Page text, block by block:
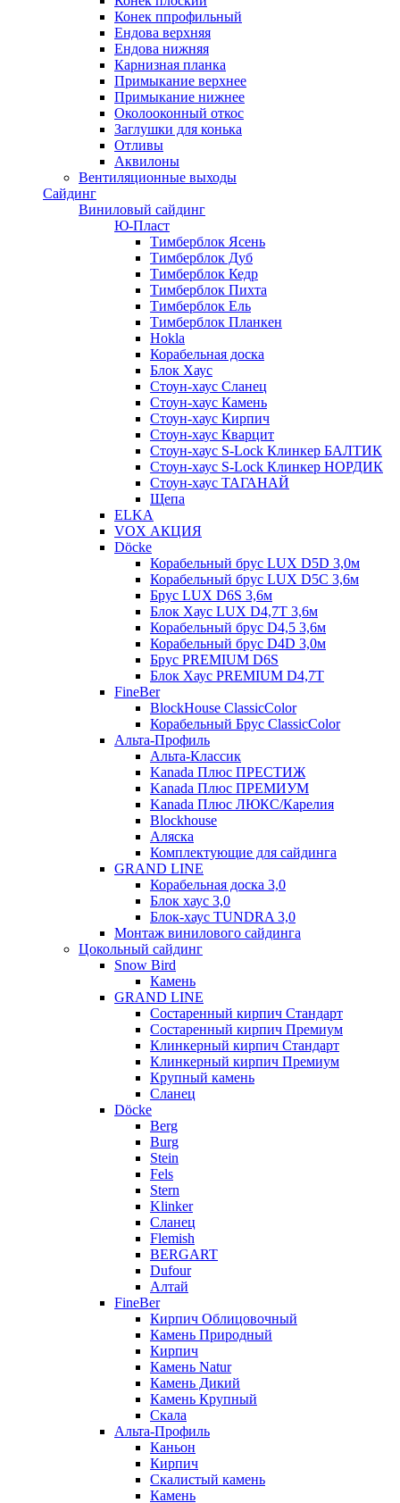
Конек ппрофильный
Ендова верхняя
Ендова нижняя
Карнизная планка
Примыкание верхнее
Примыкание нижнее
Околооконный откос
Заглушки для конька
Отливы
Аквилоны
Вентиляционные выходы
Сайдинг
Виниловый сайдинг
Ю-Пласт
Тимберблок Ясень
Тимберблок Дуб
Тимберблок Кедр
Тимберблок Пихта
Тимберблок Ель
Тимберблок Планкен
Hokla
Корабельная доска
Блок Хаус
Стоун-хаус Сланец
Стоун-хаус Камень
Стоун-хаус Кирпич
Стоун-хаус Кварцит
Стоун-хаус S-Lock Клинкер БАЛТИК
Стоун-хаус S-Lock Клинкер НОРДИК
Стоун-хаус ТАГАНАЙ
Щепа
ELKA
VOX АКЦИЯ
Döcke
Корабельный брус LUX D5D 3,0м
Корабельный брус LUX D5C 3,6м
Брус LUX D6S 3,6м
Блок Хаус LUX D4,7T 3,6м
Корабельный брус D4,5 3,6м
Корабельный брус D4D 3,0м
Брус PREMIUM D6S
Блок Хаус PREMIUM D4,7T
FineBer
BlockHouse ClassicColor
Корабельный Брус ClassicColor
Альта-Профиль
Альта-Классик
Kanada Плюс ПРЕСТИЖ
Kanada Плюс ПРЕМИУМ
Kanada Плюс ЛЮКС/Карелия
Blockhouse
Аляска
Комплектующие для сайдинга
GRAND LINE
Корабельная доска 3,0
Блок хаус 3,0
Блок-хаус TUNDRA 3,0
Монтаж винилового сайдинга
Цокольный сайдинг
Snow Bird
Камень
GRAND LINE
Состаренный кирпич Стандарт
Состаренный кирпич Премиум
Клинкерный кирпич Стандарт
Клинкерный кирпич Премиум
Крупный камень
Сланец
Döcke
Berg
Burg
Stein
Fels
Stern
Klinker
Сланец
Flemish
BERGART
Dufour
Алтай
FineBer
Кирпич Облицовочный
Камень Природный
Кирпич
Камень Natur
Камень Дикий
Камень Крупный
Скала
Альта-Профиль
Каньон
Кирпич
Скалистый камень
Камень